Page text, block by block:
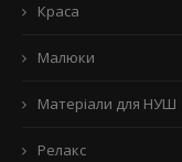
Краса
Малюки
Матеріали для НУШ
Релакс